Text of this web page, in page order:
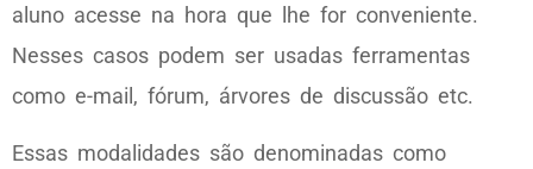
aluno acesse na hora que lhe for conveniente.
Nesses casos podem ser usadas ferramentas
como e-mail, fórum, árvores de discussão etc.
Essas modalidades são denominadas como